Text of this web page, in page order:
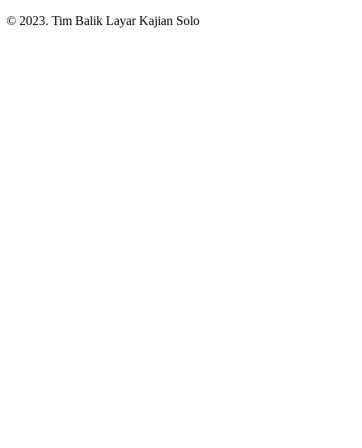
© 2023. Tim Balik Layar Kajian Solo